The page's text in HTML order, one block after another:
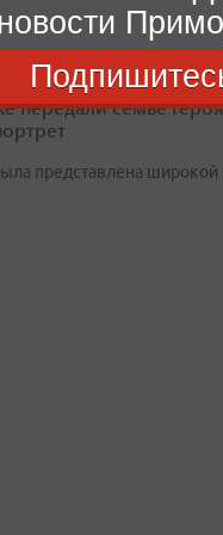
передали семье
представлена широкой
новости